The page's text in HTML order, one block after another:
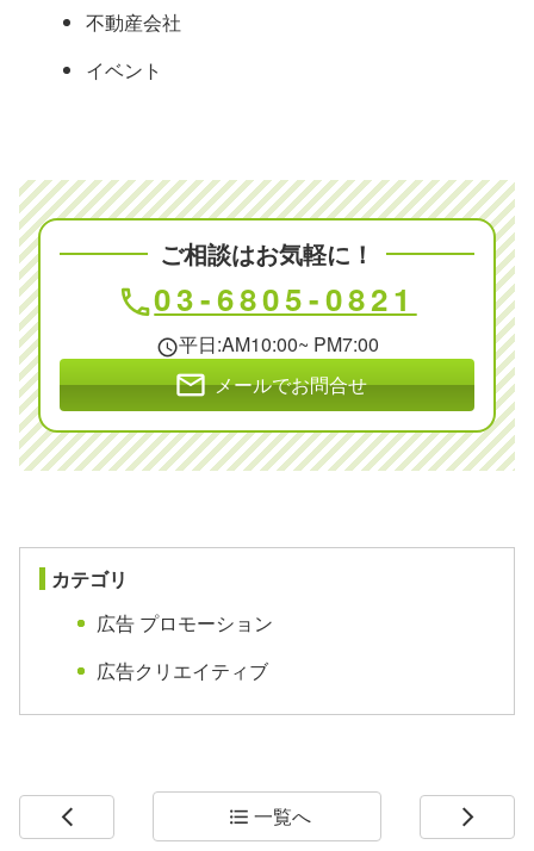
不動産会社
イベント
ご相談はお気軽に！
phone03-6805-0821
schedule平日:AM10:00~ PM7:00
mail メールでお問合せ
カテゴリ
広告 プロモーション
広告クリエイティブ
arrow_back_ios format_list_bulleted 一覧へ arrow_forward_ios